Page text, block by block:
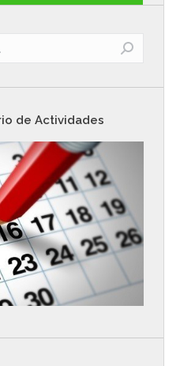
de Actividades